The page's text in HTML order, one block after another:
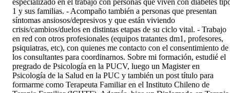
especializado en el trabajo con personas que viven con diabetes
1 y sus familias. - Acompaño también a personas que presentan
síntomas ansiosos/depresivos y que están viviendo
crisis/cambios/duelos en distintas etapas de su ciclo vital. - Trabajo
en red con otros profesionales (equipos tratantes dm1, profesores,
psiquiatras, etc), con quienes me contacto con el consentimiento de
los consultantes para coordinarnos. Sobre mi formación, estudié el
pregrado de Psicología en la PUCV, luego un Magister en
Psicología de la Salud en la PUC y también un post título para
formarme como Terapeuta Familiar en el Instituto Chileno de